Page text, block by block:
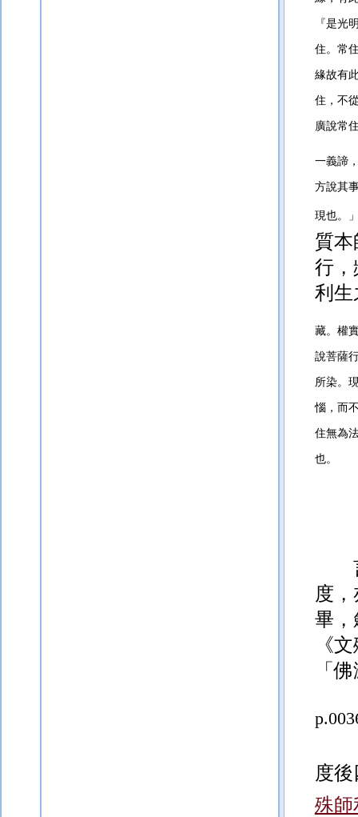
『是光
住。常
緣故有
住，不
廣說常
一義諦
方說其
現也。
質
行，
利生
藏。權
說菩薩
所染。
惱，而
住無為
也。
度
畢，
《
「
度
殊師